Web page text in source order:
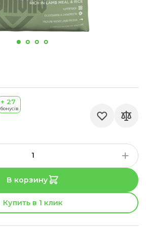
+ 27
бонусів
В корзину
Купить в 1 клик